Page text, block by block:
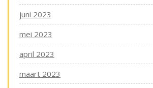
juni 2023
mei 2023
april 2023
maart 2023